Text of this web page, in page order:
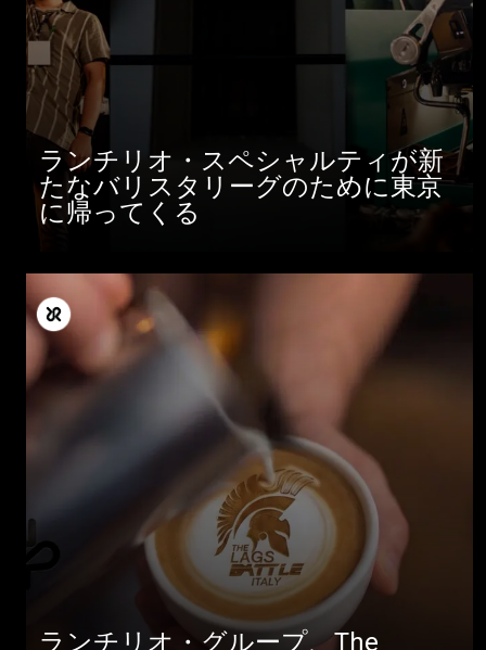
ランチリオ・スペシャルティが新
たなバリスタリーグのために東京
に帰ってくる
ランチリオ・グループ、The